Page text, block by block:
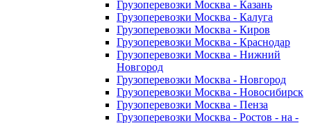
Грузоперевозки Москва - Казань
Грузоперевозки Москва - Калуга
Грузоперевозки Москва - Киров
Грузоперевозки Москва - Краснодар
Грузоперевозки Москва - Нижний
Новгород
Грузоперевозки Москва - Новгород
Грузоперевозки Москва - Новосибирск
Грузоперевозки Москва - Пенза
Грузоперевозки Москва - Ростов - на -